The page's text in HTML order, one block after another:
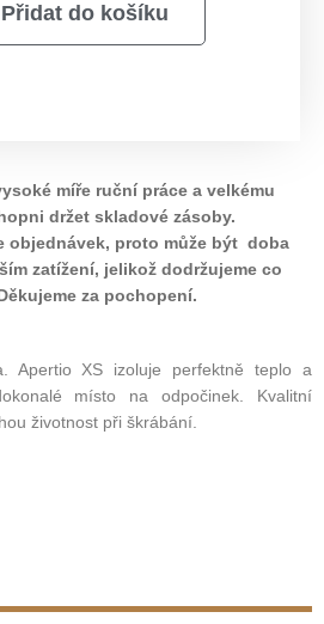
Přidat do košíku
míře ruční práce a velkému
držet skladové zásoby.
objednávek, proto může být doba
zatížení, jelikož dodržujeme co
za pochopení.
Apertio XS izoluje perfektně teplo a
místo na odpočinek. Kvalitní
životnost při škrábání.